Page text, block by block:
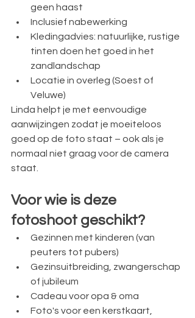
geen haast
Inclusief nabewerking
Kledingadvies: natuurlijke, rustige
tinten doen het goed in het
zandlandschap
Locatie in overleg (Soest of
Veluwe)
Linda helpt je met eenvoudige
aanwijzingen zodat je moeiteloos
goed op de foto staat – ook als je
normaal niet graag voor de camera
staat.
Voor wie is deze
fotoshoot geschikt?
Gezinnen met kinderen (van
peuters tot pubers)
Gezinsuitbreiding, zwangerschap
of jubileum
Cadeau voor opa & oma
Foto's voor een kerstkaart,